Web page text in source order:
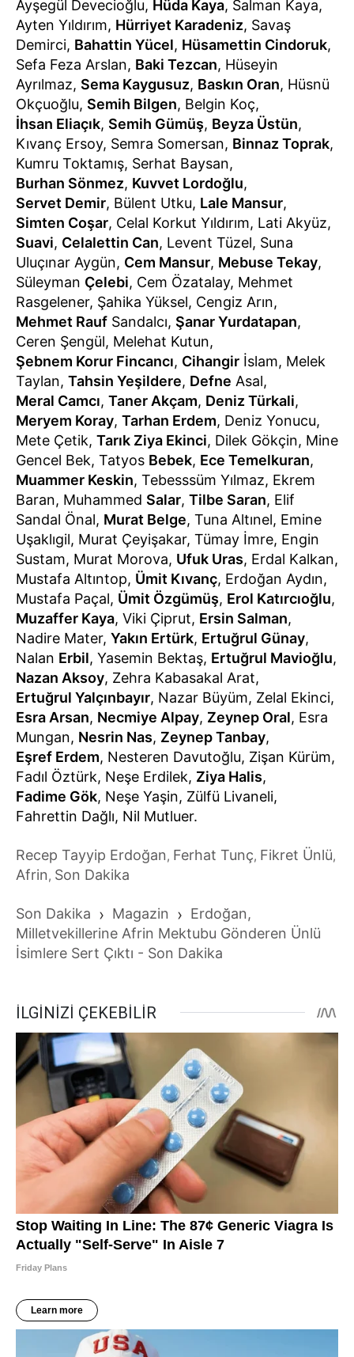
Ayşegül Devecioğlu, Hüda Kaya, Salman Kaya,
Ayten Yıldırım, Hürriyet Karadeniz, Savaş
Demirci, Bahattin Yücel, Hüsamettin Cindoruk,
Sefa Feza Arslan, Baki Tezcan, Hüseyin
Ayrılmaz, Sema Kaygusuz, Baskın Oran, Hüsnü
Okçuoğlu, Semih Bilgen, Belgin Koç,
İhsan Eliaçık, Semih Gümüş, Beyza Üstün,
Kıvanç Ersoy, Semra Somersan, Binnaz Toprak,
Kumru Toktamış, Serhat Baysan,
Burhan Sönmez, Kuvvet Lordoğlu,
Servet Demir, Bülent Utku, Lale Mansur,
Simten Coşar, Celal Korkut Yıldırım, Lati Akyüz,
Suavi, Celalettin Can, Levent Tüzel, Suna
Uluçınar Aygün, Cem Mansur, Mebuse Tekay,
Süleyman Çelebi, Cem Özatalay, Mehmet
Rasgelener, Şahika Yüksel, Cengiz Arın,
Mehmet Rauf Sandalcı, Şanar Yurdatapan,
Ceren Şengül, Melehat Kutun,
Şebnem Korur Fincancı, Cihangir İslam, Melek
Taylan, Tahsin Yeşildere, Defne Asal,
Meral Camcı, Taner Akçam, Deniz Türkali,
Meryem Koray, Tarhan Erdem, Deniz Yonucu,
Mete Çetik, Tarık Ziya Ekinci, Dilek Gökçin, Mine
Gencel Bek, Tatyos Bebek, Ece Temelkuran,
Muammer Keskin, Tebesssüm Yılmaz, Ekrem
Baran, Muhammed Salar, Tilbe Saran, Elif
Sandal Önal, Murat Belge, Tuna Altınel, Emine
Uşaklıgil, Murat Çeyişakar, Tümay İmre, Engin
Sustam, Murat Morova, Ufuk Uras, Erdal Kalkan,
Mustafa Altıntop, Ümit Kıvanç, Erdoğan Aydın,
Mustafa Paçal, Ümit Özgümüş, Erol Katırcıoğlu,
Muzaffer Kaya, Viki Çiprut, Ersin Salman,
Nadire Mater, Yakın Ertürk, Ertuğrul Günay,
Nalan Erbil, Yasemin Bektaş, Ertuğrul Mavioğlu,
Nazan Aksoy, Zehra Kabasakal Arat,
Ertuğrul Yalçınbayır, Nazar Büyüm, Zelal Ekinci,
Esra Arsan, Necmiye Alpay, Zeynep Oral, Esra
Mungan, Nesrin Nas, Zeynep Tanbay,
Eşref Erdem, Nesteren Davutoğlu, Zişan Kürüm,
Fadıl Öztürk, Neşe Erdilek, Ziya Halis,
Fadime Gök, Neşe Yaşin, Zülfü Livaneli,
Fahrettin Dağlı, Nil Mutluer.
Recep Tayyip Erdoğan, Ferhat Tunç, Fikret Ünlü,
Afrin, Son Dakika
Son Dakika › Magazin › Erdoğan,
Milletvekillerine Afrin Mektubu Gönderen Ünlü
İsimlere Sert Çıktı - Son Dakika